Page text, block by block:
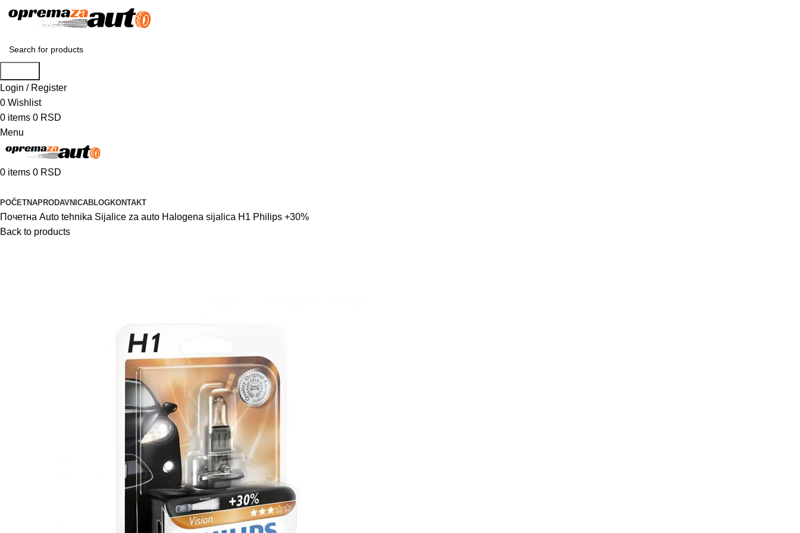
Login / Register
0 Wishlist
0 items 0 RSD
Menu
0 items 0 RSD
POČETNAPRODAVNICABLOGKONTAKT
Почетна Auto tehnika Sijalice za auto Halogena sijalica H1 Philips +30%
Back to products